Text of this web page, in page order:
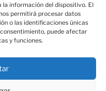
información del dispositivo. El
permitirá procesar datos
o las identificaciones únicas
puede afectar
y funciones.